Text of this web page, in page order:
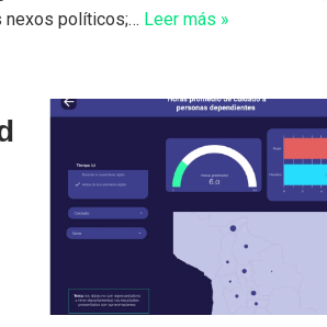
nexos políticos;… Leer más »